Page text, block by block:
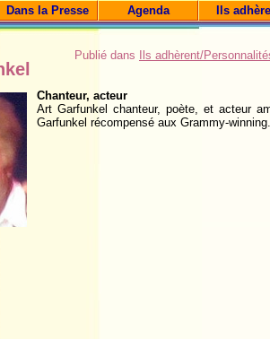
Dans la Presse Agenda Ils
Publié dans Ils adhèrent/
Chanteur, acteur
Art Garfunkel chanteur, poète, et acteur
Garfunkel récompensé aux Grammy-winning.